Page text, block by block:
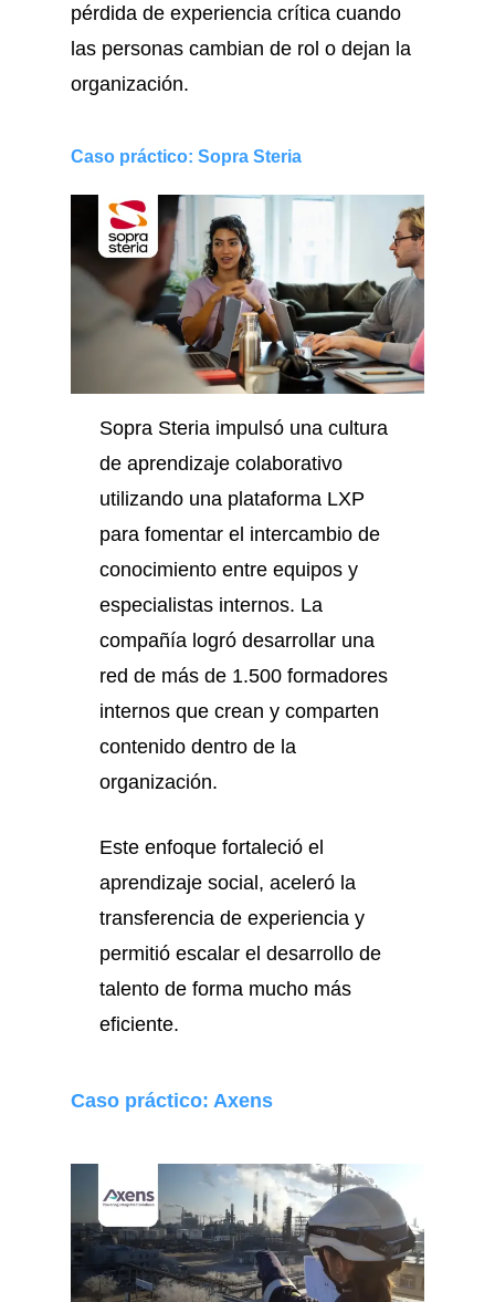
pérdida de experiencia crítica cuando
las personas cambian de rol o dejan la
organización.
Caso práctico: Sopra Steria
Sopra Steria impulsó una cultura
de aprendizaje colaborativo
utilizando una plataforma LXP
para fomentar el intercambio de
conocimiento entre equipos y
especialistas internos. La
compañía logró desarrollar una
red de más de 1.500 formadores
internos que crean y comparten
contenido dentro de la
organización.
Este enfoque fortaleció el
aprendizaje social, aceleró la
transferencia de experiencia y
permitió escalar el desarrollo de
talento de forma mucho más
eficiente.
Caso práctico: Axens